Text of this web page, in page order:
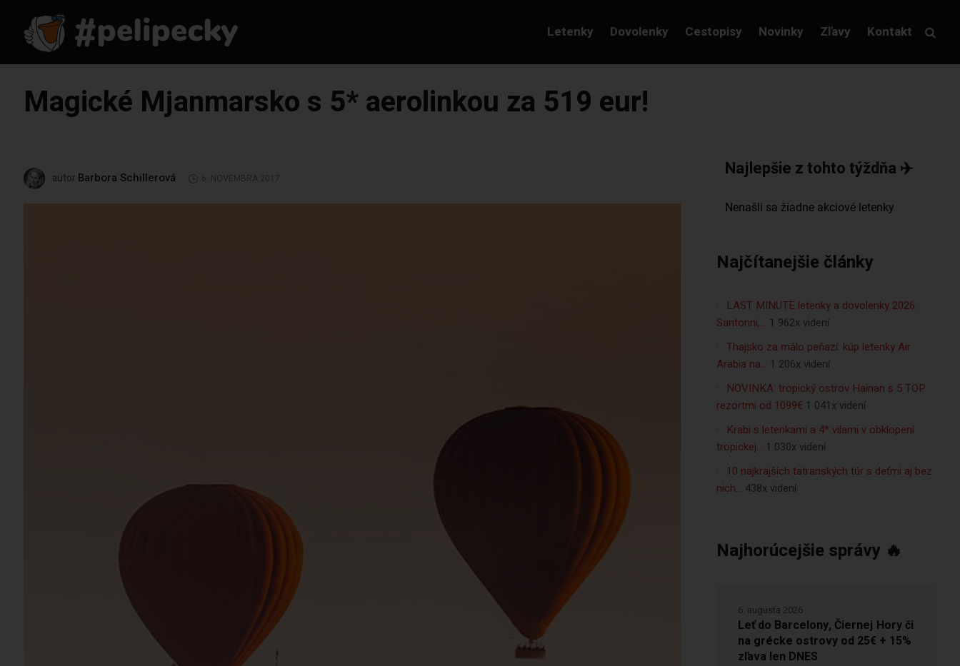
Letenky Dovolenky Cestopisy Novinky Zľavy Kontakt
Magické Mjanmarsko s 5* aerolinkou za 519 eur!
autor Barbora Schillerová 6. NOVEMBRA 2017 Najlepšie z tohto týždňa ✈️
Najčítanejšie články
LAST MINUTE letenky a dovolenky 2026:
Santorini,… 1 962x videní
Thajsko za málo peňazí: kúp letenky Air
Arabia na… 1 206x videní
NOVINKA: tropický ostrov Hainan s 5 TOP
rezortmi od 1099€ 1 041x videní
Krabi s letenkami a 4* vilami v obklopení
tropickej… 1 030x videní
10 najkrajších tatranských túr s deťmi aj bez
nich… 438x videní
Najhorúcejšie správy 🔥
Leť do Barcelony, Čiernej Hory či
na grécke ostrovy od 25€ + 15%
zľava len DNES
6. augusta 2026